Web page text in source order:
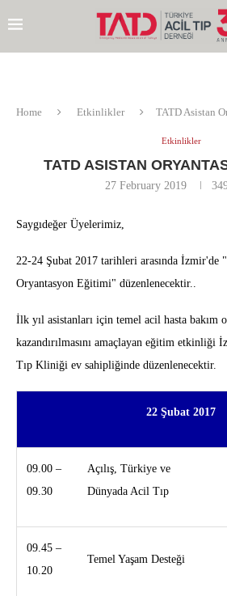
Home Etkinlikler TATD Asistan
Etkinlikler
TATD ASISTAN
27 February 2019
Saygıdeğer Üyelerimiz,
22-24 Şubat 2017 tarihleri arasında İzmir'de
Oryantasyon Eğitimi" düzenlenecektir..
İlk yıl asistanları için temel acil hasta bakım
kazandırılmasını amaçlayan eğitim etkinliği
Tıp Kliniği ev sahipliğinde düzenlenecektir.
22 Şubat 2017
09.00 –
09.30
Açılış, Türkiye ve
Dünyada Acil Tıp
09.45 –
10.20
Temel Yaşam Desteği